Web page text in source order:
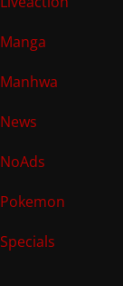
Manga
Manhwa
News
NoAds
Pokemon
Specials